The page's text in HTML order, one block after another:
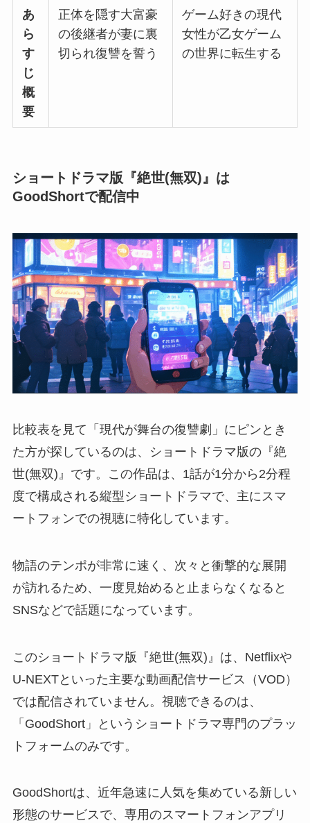
あ
ら
す
じ
概
要
正体を隠す大富豪
の後継者が妻に裏
切られ復讐を誓う
ゲーム好きの現代
女性が乙女ゲーム
の世界に転生する
ショートドラマ版『絶世(無双)』は
GoodShortで配信中
比較表を見て「現代が舞台の復讐劇」にピンとき
た方が探しているのは、ショートドラマ版の『絶
世(無双)』です。この作品は、1話が1分から2分程
度で構成される縦型ショートドラマで、主にスマ
ートフォンでの視聴に特化しています。
物語のテンポが非常に速く、次々と衝撃的な展開
が訪れるため、一度見始めると止まらなくなると
SNSなどで話題になっています。
このショートドラマ版『絶世(無双)』は、Netflixや
U-NEXTといった主要な動画配信サービス（VOD）
では配信されていません。視聴できるのは、
「GoodShort」というショートドラマ専門のプラッ
トフォームのみです。
GoodShortは、近年急速に人気を集めている新しい
形態のサービスで、専用のスマートフォンアプリ